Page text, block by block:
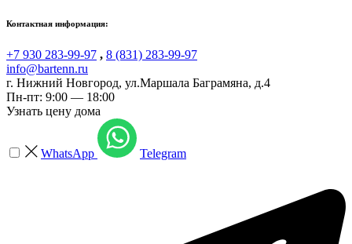
Контактная информация:
+7 930 283-99-97 , 8 (831) 283-99-97
info@bartenn.ru
г. Нижний Новгород, ул.Маршала Баграмяна, д.4
Пн-пт: 9:00 — 18:00
Узнать цену дома
WhatsApp Telegram